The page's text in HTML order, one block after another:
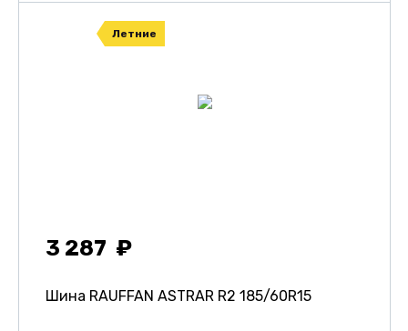
Летние
3 287
Шина RAUFFAN ASTRAR R2 185/60R15